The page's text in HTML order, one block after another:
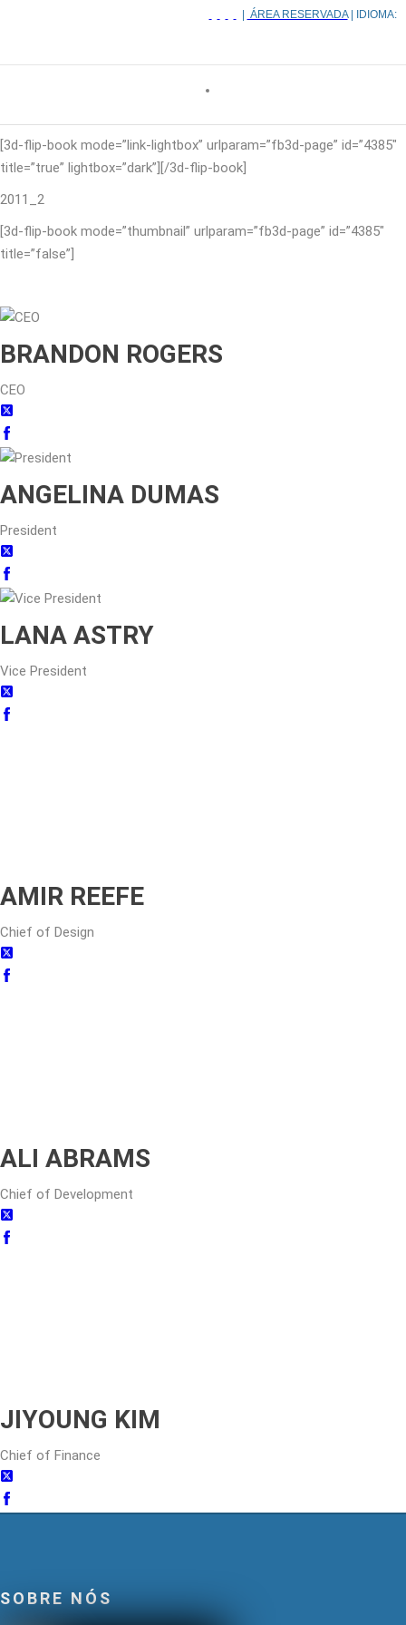
ÁREA RESERVADA| IDIOMA:
[3d-flip-book mode=”link-lightbox” urlparam=”fb3d-page” id=”4385″
title=”true” lightbox=”dark”][/3d-flip-book]
2011_2
[3d-flip-book mode=”thumbnail” urlparam=”fb3d-page” id=”4385″
title=”false”]
BRANDON ROGERS
CEO
ANGELINA DUMAS
President
LANA ASTRY
Vice President
AMIR REEFE
Chief of Design
ALI ABRAMS
Chief of Development
JIYOUNG KIM
Chief of Finance
SOBRE NÓS